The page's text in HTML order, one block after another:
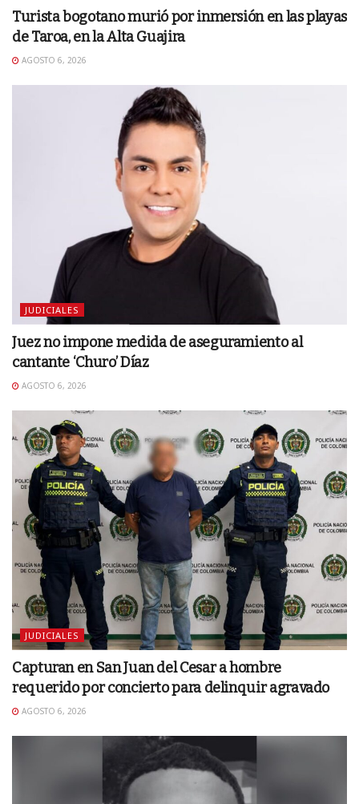
Turista bogotano murió por inmersión en las playas
de Taroa, en la Alta Guajira
AGOSTO 6, 2026
JUDICIALES
Juez no impone medida de aseguramiento al
cantante ‘Churo’ Díaz
AGOSTO 6, 2026
JUDICIALES
Capturan en San Juan del Cesar a hombre
requerido por concierto para delinquir agravado
AGOSTO 6, 2026